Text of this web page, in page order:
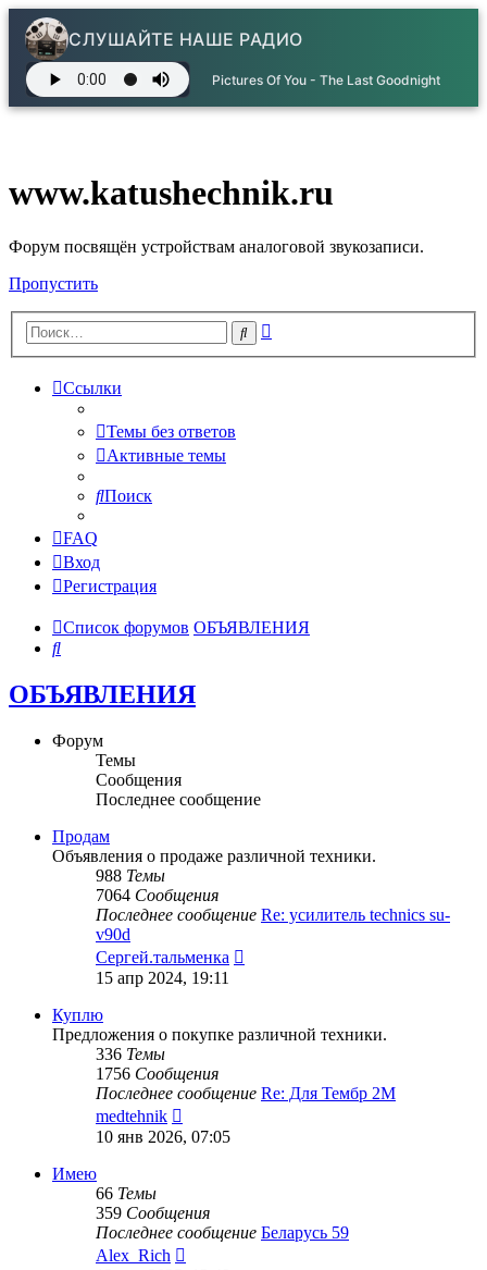
СЛУШАЙТЕ НАШЕ РАДИО
Pictures Of You - The Last Goodnight
www.katushechnik.ru
Форум посвящён устройствам аналоговой звукозаписи.
Пропустить
Поиск
Ссылки
Темы без ответов
Активные темы
Поиск
FAQ
Вход
Регистрация
Список форумов ОБЪЯВЛЕНИЯ
Поиск
ОБЪЯВЛЕНИЯ
Форум
Темы
Сообщения
Последнее сообщение
Продам
Объявления о продаже различной техники.
988 Темы
7064 Сообщения
Последнее сообщение Re: усилитель technics su-
v90d
Сергей.тальменка
15 апр 2024, 19:11
Куплю
Предложения о покупке различной техники.
336 Темы
1756 Сообщения
Последнее сообщение Re: Для Тембр 2М
medtehnik
последнему
10 янв 2026, 07:05
Имею
66 Темы
359 Сообщения
Последнее сообщение Беларусь 59
Alex_Rich